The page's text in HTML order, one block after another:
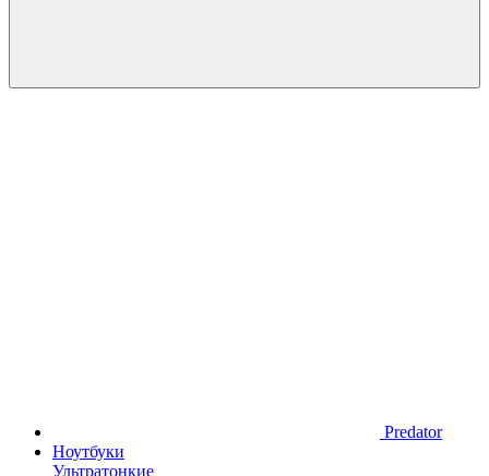
Predator
Ноутбуки
Ультратонкие